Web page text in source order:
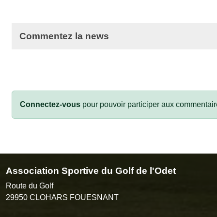
Commentez la news
Connectez-vous pour pouvoir participer aux
Association Sportive du Golf de l'Odet
Route du Golf
29950 CLOHARS FOUESNANT